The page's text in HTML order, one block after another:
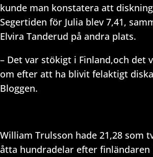
kunde man konstatera att
Segertiden för Julia blev 7,41,
Elvira Tanderud på andra plats.
– Det var stökigt i Finland,och det
om efter att ha blivit felaktigt
Bloggen.
William Trulsson hade 21,28 som
åtta hundradelar efter finländaren